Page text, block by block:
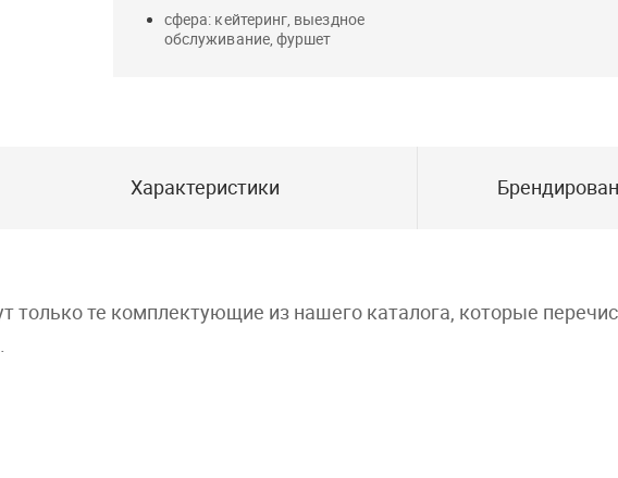
сфера: кейтеринг, выездное
обслуживание, фуршет
Характеристики
только те комплектующие из нашего каталога, которые